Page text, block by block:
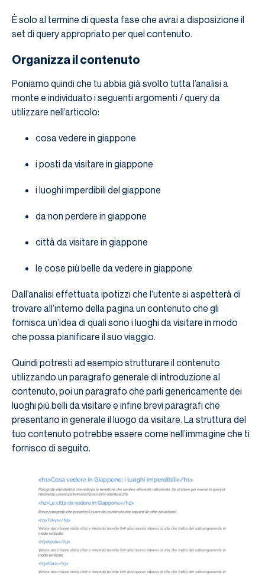
È solo al termine di questa fase che avrai a disposizione il
set di query appropriato per quel contenuto.
Organizza il contenuto
Poniamo quindi che tu abbia già svolto tutta l’analisi a
monte e individuato i seguenti argomenti / query da
utilizzare nell’articolo:
cosa vedere in giappone
i posti da visitare in giappone
i luoghi imperdibili del giappone
da non perdere in giappone
città da visitare in giappone
le cose più belle da vedere in giappone
Dall’analisi effettuata ipotizzi che l’utente si aspetterà di
trovare all’interno della pagina un contenuto che gli
fornisca un’idea di quali sono i luoghi da visitare in modo
che possa pianificare il suo viaggio.
Quindi potresti ad esempio strutturare il contenuto
utilizzando un paragrafo generale di introduzione al
contenuto, poi un paragrafo che parli genericamente dei
luoghi più belli da visitare e infine brevi paragrafi che
presentano in generale il luogo da visitare. La struttura del
tuo contenuto potrebbe essere come nell’immagine che ti
fornisco di seguito.